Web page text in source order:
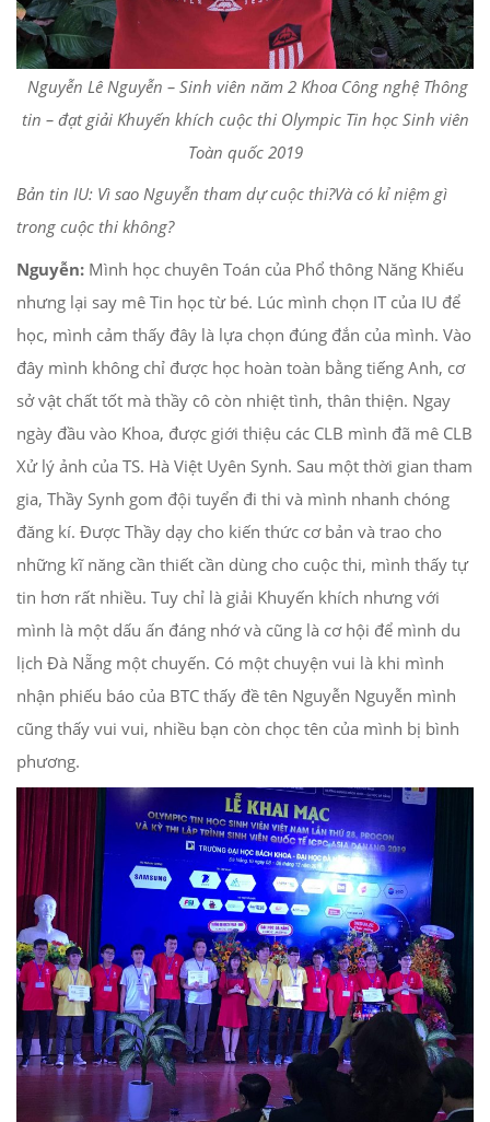
Nguyễn Lê Nguyễn – Sinh viên năm 2 Khoa Công nghệ Thông
tin – đạt giải Khuyến khích cuộc thi Olympic Tin học Sinh viên
Toàn quốc 2019
Bản tin IU: Vì sao Nguyễn tham dự cuộc thi?Và có kỉ niệm gì
trong cuộc thi không?
Nguyễn: Mình học chuyên Toán của Phổ thông Năng Khiếu
nhưng lại say mê Tin học từ bé. Lúc mình chọn IT của IU để
học, mình cảm thấy đây là lựa chọn đúng đắn của mình. Vào
đây mình không chỉ được học hoàn toàn bằng tiếng Anh, cơ
sở vật chất tốt mà thầy cô còn nhiệt tình, thân thiện. Ngay
ngày đầu vào Khoa, được giới thiệu các CLB mình đã mê CLB
Xử lý ảnh của TS. Hà Việt Uyên Synh. Sau một thời gian tham
gia, Thầy Synh gom đội tuyển đi thi và mình nhanh chóng
đăng kí. Được Thầy dạy cho kiến thức cơ bản và trao cho
những kĩ năng cần thiết cần dùng cho cuộc thi, mình thấy tự
tin hơn rất nhiều. Tuy chỉ là giải Khuyến khích nhưng với
mình là một dấu ấn đáng nhớ và cũng là cơ hội để mình du
lịch Đà Nẵng một chuyến. Có một chuyện vui là khi mình
nhận phiếu báo của BTC thấy đề tên Nguyễn Nguyễn mình
cũng thấy vui vui, nhiều bạn còn chọc tên của mình bị bình
phương.